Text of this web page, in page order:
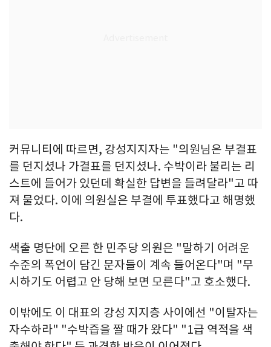
커뮤니티에 따르면, 강성지지자는 "의원님은 부결표
를 던지셨나 가결표를 던지셨나. 수박이라 불리는 리
스트에 들어가 있던데 확실한 답변을 들려달라"고 따
져 물었다. 이에 의원실은 부결에 투표했다고 해명했
다.
색출 명단에 오른 한 민주당 의원은 "말하기 어려운
수준의 폭언이 담긴 문자들이 계속 들어온다"며 "무
시하기도 어렵고 안 당해 보면 모른다"고 호소했다.
이밖에도 이 대표의 강성 지지층 사이에선 "이탈자는
자수하라" "수박즙을 짤 때가 왔다" "1급 역적을 색